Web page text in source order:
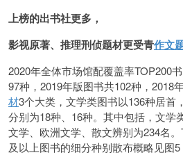
上榜的出书社更多，
影视原著、推理刑侦题材更受青作文
2020年全体市场馆配覆盖率TOP200
97种，2019年版图书共102种，2018
材3个大类，文学类图书以136种居首
分别为18种、16种。其中包括，文学
文学、欧洲文学、散文辨别为234名
及以上图书的细分种别散布概略见图5